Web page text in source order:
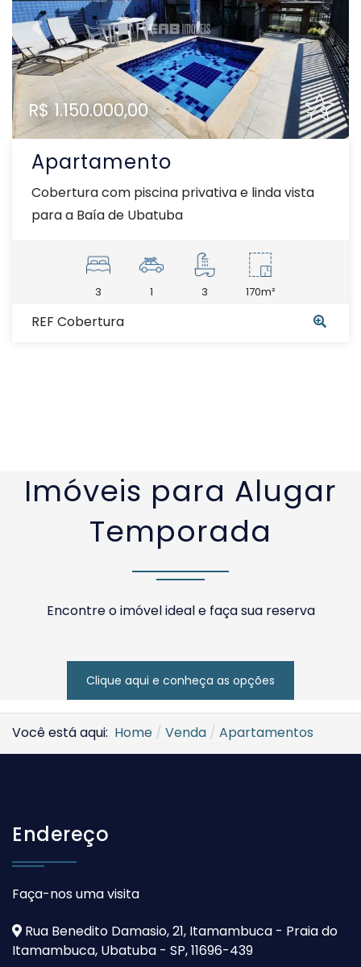
Previous Next
R$ 1.150.000,00
Apartamento
Cobertura com piscina privativa e linda vista
para a Baía de Ubatuba
3 1 3 170m²
REF Cobertura
Imóveis para Alugar
Temporada
Encontre o imóvel ideal e faça sua reserva
Clique aqui e conheça as opções
Você está aqui: Home Venda Apartamentos
Endereço
Faça-nos uma visita
Rua Benedito Damasio, 21, Itamambuca - Praia do
Itamambuca, Ubatuba - SP, 11696-439